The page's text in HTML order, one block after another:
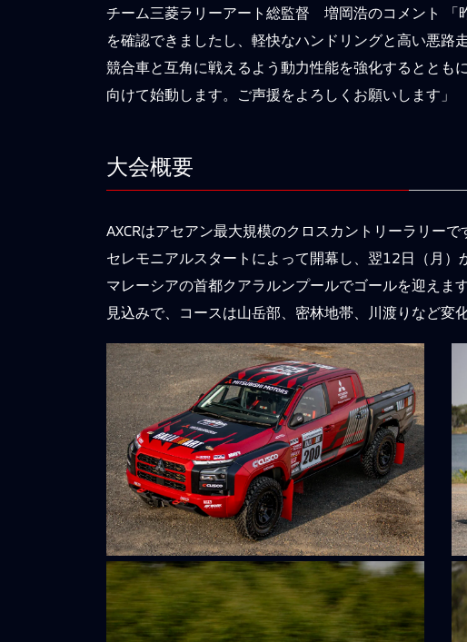
チーム三菱ラリーアート総監督 増岡浩のコメント 「
を確認できましたし、軽快なハンドリングと高い悪
競合車と互角に戦えるよう動力性能を強化するととも
向けて始動します。ご声援をよろしくお願いします」
大会概要
AXCRはアセアン最大規模のクロスカントリーラリー
セレモニアルスタートによって開幕し、翌12日（月
マレーシアの首都クアラルンプールでゴールを迎え
見込みで、コースは山岳部、密林地帯、川渡りなど変